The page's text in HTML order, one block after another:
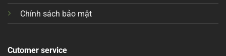
Chính sách bảo mật
Cutomer service